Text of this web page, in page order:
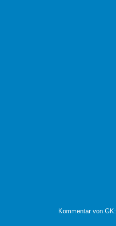
Kommentar von GK: